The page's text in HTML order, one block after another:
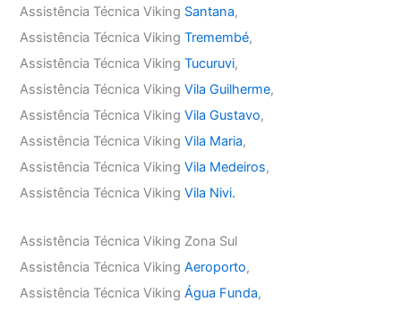
Assistência Técnica Viking Santana,
Assistência Técnica VikingTremembé,
Assistência Técnica VikingTucuruvi,
Assistência Técnica VikingVila Guilherme,
Assistência Técnica VikingVila Gustavo,
Assistência Técnica VikingVila Maria,
Assistência Técnica VikingVila Medeiros,
Assistência Técnica VikingVila Nivi.
Assistência Técnica Viking Zona Sul
Assistência Técnica VikingAeroporto,
Assistência Técnica VikingÁgua Funda,